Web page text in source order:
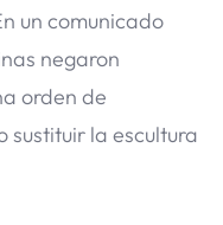
un comunicado
negaron
orden de
la escultura